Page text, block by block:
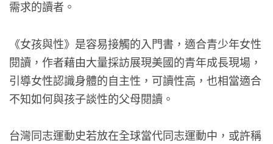
需求的讀者。
《女孩與性》是容易接觸的入門書，適合青少年女性
閱讀，作者藉由大量採訪展現美國的青年成長現場，
引導女性認識身體的自主性，可讀性高，也相當適合
不知如何與孩子談性的父母閱讀。
台灣同志運動史若放在全球當代同志運動中，或許稱